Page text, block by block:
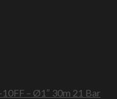
– Ø1″ 30m 21 Bar